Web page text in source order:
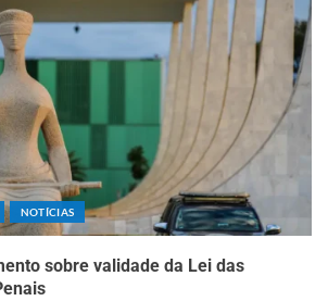
NOTÍCIAS
sobre validade da Lei das